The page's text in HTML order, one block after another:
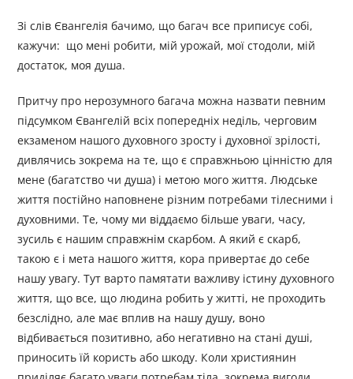
Зі слів Євангелія бачимо, що багач все приписує собі,
кажучи: що мені робити, мій урожай, мої стодоли, мій
достаток, моя душа.
Притчу про нерозумного багача можна назвати певним
підсумком Євангелій всіх попередніх неділь, черговим
екзаменом нашого духовного зросту і духовної зрілості,
дивлячись зокрема на те, що є справжньою цінністю для
мене (багатство чи душа) і метою мого життя. Людське
життя постійно наповнене різним потребами тілесними і
духовними. Те, чому ми віддаємо більше уваги, часу,
зусиль є нашим справжнім скарбом. А який є скарб,
такою є і мета нашого життя, кора привертає до себе
нашу увагу. Тут варто памятати важливу істину духовного
життя, що все, що людина робить у житті, не проходить
безслідно, але має вплив на нашу душу, воно
відбивається позитивно, або негативно на стані душі,
приносить їй користь або шкоду. Коли християнин